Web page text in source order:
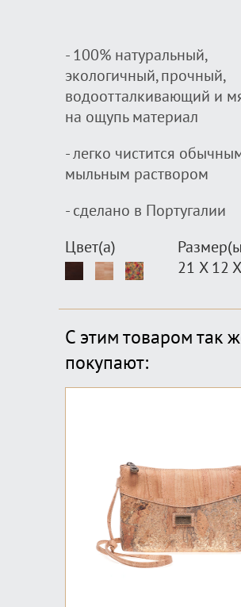
- 100% натуральный,
экологичный, прочный,
водоотталкивающий и
на ощупь материал
- легко чистится
мыльным раствором
- сделано в Португалии
Цвет(а)
21 X 12
С этим товаром так
покупают: